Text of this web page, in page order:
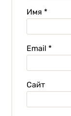
Имя *
Email *
Сайт